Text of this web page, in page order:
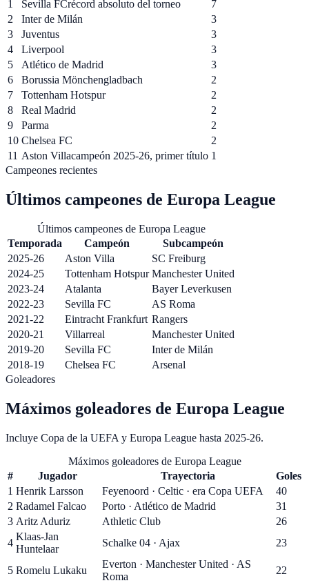
1 Sevilla FCrécord absoluto del torneo
7
2
Inter de Milán
3
3
Juventus
3
4
Liverpool
3
5
Atlético de Madrid
3
6
Borussia Mönchengladbach
2
7
Tottenham Hotspur
2
8
Real Madrid
2
9
Parma
2
10 Chelsea FC
2
11 Aston Villacampeón 2025-26, primer título 1
Campeones recientes
Últimos campeones de Europa League
Últimos campeones de Europa League
Temporada
Campeón
Subcampeón
2025-26
Aston Villa
SC Freiburg
2024-25
Tottenham Hotspur Manchester United
2023-24
Atalanta
Bayer Leverkusen
2022-23
Sevilla FC
AS Roma
2021-22
Eintracht Frankfurt Rangers
2020-21
Villarreal
Manchester United
2019-20
Sevilla FC
Inter de Milán
2018-19
Chelsea FC
Arsenal
Goleadores
Máximos goleadores de Europa League
Incluye Copa de la UEFA y Europa League hasta 2025-26.
Máximos goleadores de Europa League
#
Jugador Trayectoria
Goles
1 Henrik Larsson Feyenoord · Celtic · era Copa UEFA
40
2 Radamel Falcao Porto · Atlético de Madrid
31
3 Aritz Aduriz Athletic Club
26
4
Klaas-Jan
Huntelaar
Schalke 04 · Ajax 23
5 Romelu Lukaku
Everton · Manchester United · AS
Roma
22